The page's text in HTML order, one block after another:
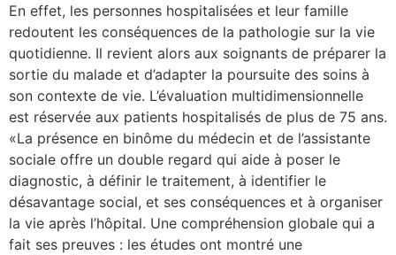
En effet, les personnes hospitalisées et leur famille
redoutent les conséquences de la pathologie sur la vie
quotidienne. Il revient alors aux soignants de préparer la
sortie du malade et d’adapter la poursuite des soins à
son contexte de vie. L’évaluation multidimensionnelle
est réservée aux patients hospitalisés de plus de 75 ans.
«La présence en binôme du médecin et de l’assistante
sociale offre un double regard qui aide à poser le
diagnostic, à définir le traitement, à identifier le
désavantage social, et ses conséquences et à organiser
la vie après l’hôpital. Une compréhension globale qui a
fait ses preuves : les études ont montré une